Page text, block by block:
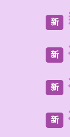
新
新
新
新